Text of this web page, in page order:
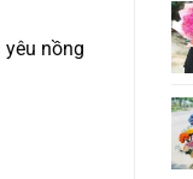
nồng